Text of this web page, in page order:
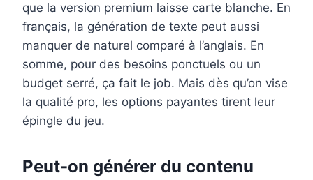
que la version premium laisse carte blanche. En
français, la génération de texte peut aussi
manquer de naturel comparé à l’anglais. En
somme, pour des besoins ponctuels ou un
budget serré, ça fait le job. Mais dès qu’on vise
la qualité pro, les options payantes tirent leur
épingle du jeu.
Peut-on générer du contenu